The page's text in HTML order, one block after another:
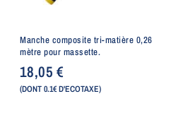
Manche composite tri-matière 0,26
mètre pour massette.
18,05€
(DONT 0.1€ D'ECOTAXE)